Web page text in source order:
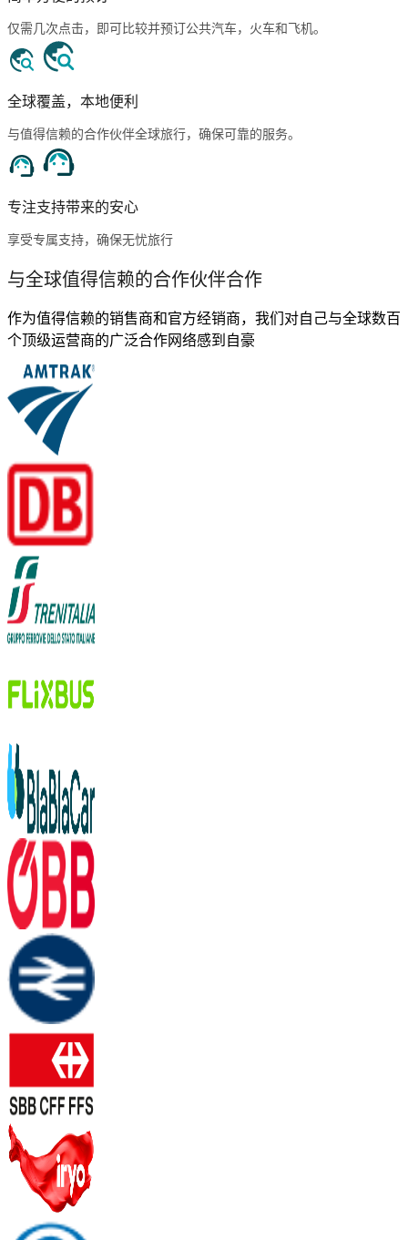
仅需几次点击，即可比较并预订公共汽车，火车和飞机。
全球覆盖，本地便利
与值得信赖的合作伙伴全球旅行，确保可靠的服务。
专注支持带来的安心
享受专属支持，确保无忧旅行
与全球值得信赖的合作伙伴合作
作为值得信赖的销售商和官方经销商，我们对自己与全球数百
个顶级运营商的广泛合作网络感到自豪